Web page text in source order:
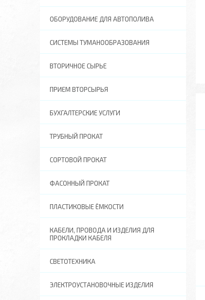
ОБОРУДОВАНИЕ ДЛЯ АВТОПОЛИВА
СИСТЕМЫ ТУМАНООБРАЗОВАНИЯ
ВТОРИЧНОЕ СЫРЬЕ
ПРИЕМ ВТОРСЫРЬЯ
БУХГАЛТЕРСКИЕ УСЛУГИ
ТРУБНЫЙ ПРОКАТ
СОРТОВОЙ ПРОКАТ
ФАСОННЫЙ ПРОКАТ
ПЛАСТИКОВЫЕ ЁМКОСТИ
КАБЕЛИ, ПРОВОДА И ИЗДЕЛИЯ ДЛЯ
ПРОКЛАДКИ КАБЕЛЯ
СВЕТОТЕХНИКА
ЭЛЕКТРОУСТАНОВОЧНЫЕ ИЗДЕЛИЯ